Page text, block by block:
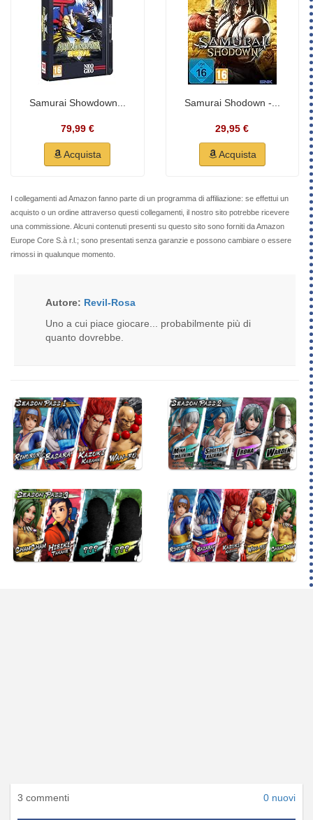
Samurai Showdown...
79,99 €
Acquista
Samurai Shodown -...
29,95 €
Acquista
I collegamenti ad Amazon fanno parte di un programma di affiliazione: se effettui un
acquisto o un ordine attraverso questi collegamenti, il nostro sito potrebbe ricevere
una commissione. Alcuni contenuti presenti su questo sito sono forniti da Amazon
Europe Core S.à r.l.; sono presentati senza garanzie e possono cambiare o essere
rimossi in qualunque momento.
Autore: Revil-Rosa
Uno a cui piace giocare... probabilmente più di
quanto dovrebbe.
3 commenti 0 nuovi